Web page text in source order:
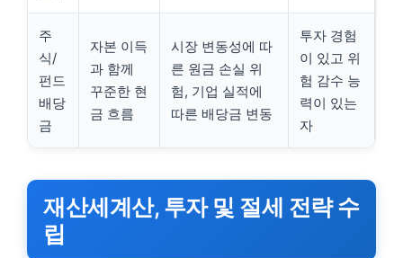
주
식/
펀드
배당
금
자본 이득
과 함께
꾸준한 현
금 흐름
시장 변동성에 따
른 원금 손실 위
험, 기업 실적에
따른 배당금 변동
투자 경험
이 있고 위
험 감수 능
력이 있는
자
재산세계산, 투자 및 절세 전략 수
립